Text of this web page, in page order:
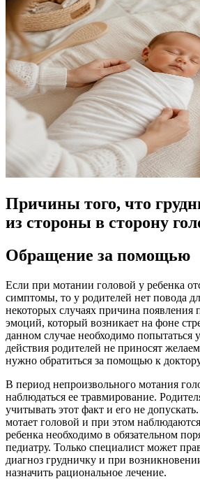
Причины того, что
из стороны в сторону
Обращение за помощью
Если при мотании головой у ребенка
симптомы, то у родителей нет повода
некоторых случаях причина появления
эмоций, который возникает на фоне
данном случае необходимо попытаться
действия родителей не приносят
нужно обратиться за помощью к
В период непроизвольного мотания
наблюдаться ее травмирование.
учитывать этот факт и его не
мотает головой и при этом
ребенка необходимо в обязательном
педиатру. Только специалист может
диагноз грудничку и при
назначить рациональное лечение.